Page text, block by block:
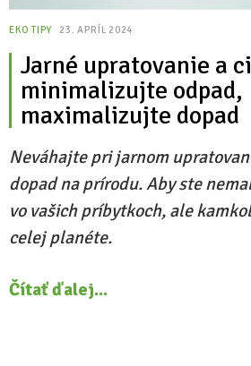
EKO TIPY 23. APRÍL 2024
Jarné upratovanie a
minimalizujte odpad,
maximalizujte dopad
Neváhajte pri jarnom
dopad na prírodu. Aby ste
vo vašich príbytkoch, ale
celej planéte.
Čítať ďalej...